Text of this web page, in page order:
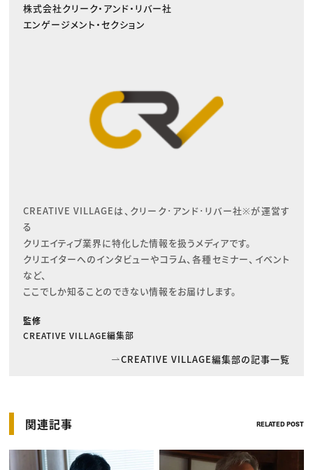
株式会社クリーク・アンド・リバー社
エンゲージメント・セクション
CREATIVE VILLAGEは、クリーク･アンド･リバー社※が運営す
る
クリエイティブ業界に特化した情報を扱うメディアです。
クリエイターへのインタビューやコラム、各種セミナー、イベント
など、
ここでしか知ることのできない情報をお届けします。
監修
CREATIVE VILLAGE編集部
CREATIVE VILLAGE編集部の記事一覧
関連記事 RELATED POST